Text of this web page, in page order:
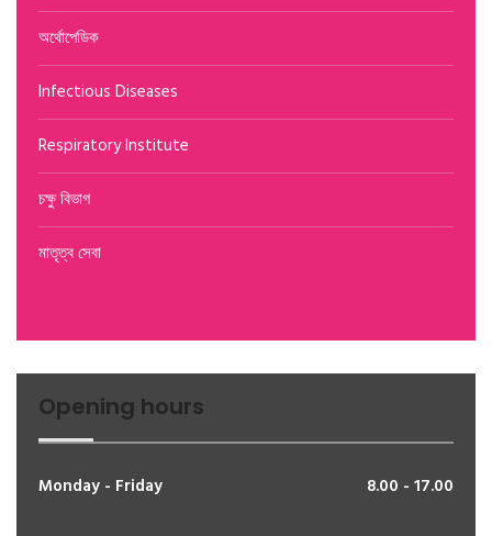
অর্থোপেডিক
Infectious Diseases
Respiratory Institute
চক্ষু বিভাগ
মাতৃত্ব সেবা
Opening hours
Monday - Friday 8.00 - 17.00